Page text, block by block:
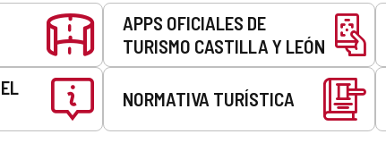
APPS OFICIALES DE
TURISMO CASTILLA Y LEÓN
NORMATIVA TURÍSTICA